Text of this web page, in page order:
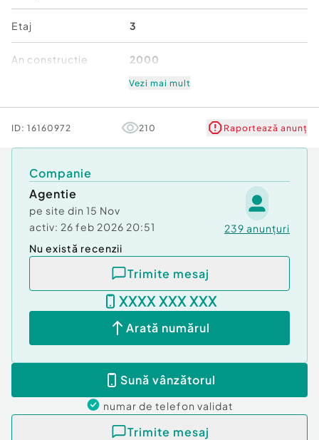
Etaj 3
An constructie 2000
Comfort 1
Vezi mai mult
ID: 16160972 210 Raportează anunț
Companie
Agentie
pe site din 15 Nov
activ: 26 feb 2026 20:51 239 anunțuri
Nu există recenzii
Trimite mesaj
XXXX XXX XXX
Arată numărul
Sună vânzătorul
numar de telefon validat
Trimite mesaj